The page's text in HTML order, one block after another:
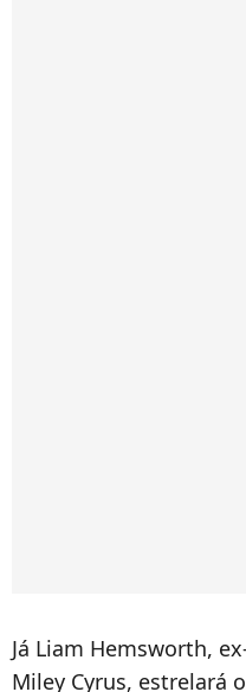
Já Liam Hemsworth,
Miley Cyrus, estrelará